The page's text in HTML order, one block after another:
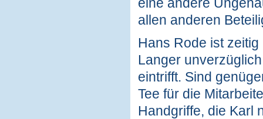
eine andere
allen anderen
Hans Rode ist
Langer
eintrifft. Sind
Tee für die
Handgriffe, die Karl